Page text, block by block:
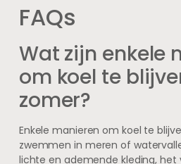
FAQs
Wat zijn enkele
om koel te
zomer?
Enkele manieren om koel te
zwemmen in meren of
lichte en ademende kleding,